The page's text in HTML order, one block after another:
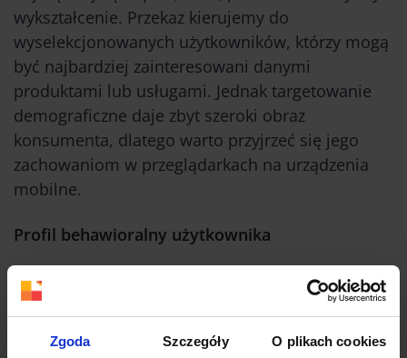
Zgoda Szczegóły O plikach cookies
wykształcenie. Przekaz kierujemy do
wyselekcjonowanych użytkowników, którzy mogą
być najbardziej zainteresowani danymi
produktami lub usługami. Jednak targetowanie
demograficzne daje zbyt szeroki obraz
konsumenta, dlatego warto przyjrzeć się jego
zachowaniom w przeglądarkach na urządzenia
mobilne.
Profil behawioralny użytkownika
Dzięki śledzeniu stron internetowych, które
odwiedza potencjalny klient na smartfonie,
można z łatwością stworzyć jegoprofil
behawioralny
. Jeśli poznamy jego zachowania i